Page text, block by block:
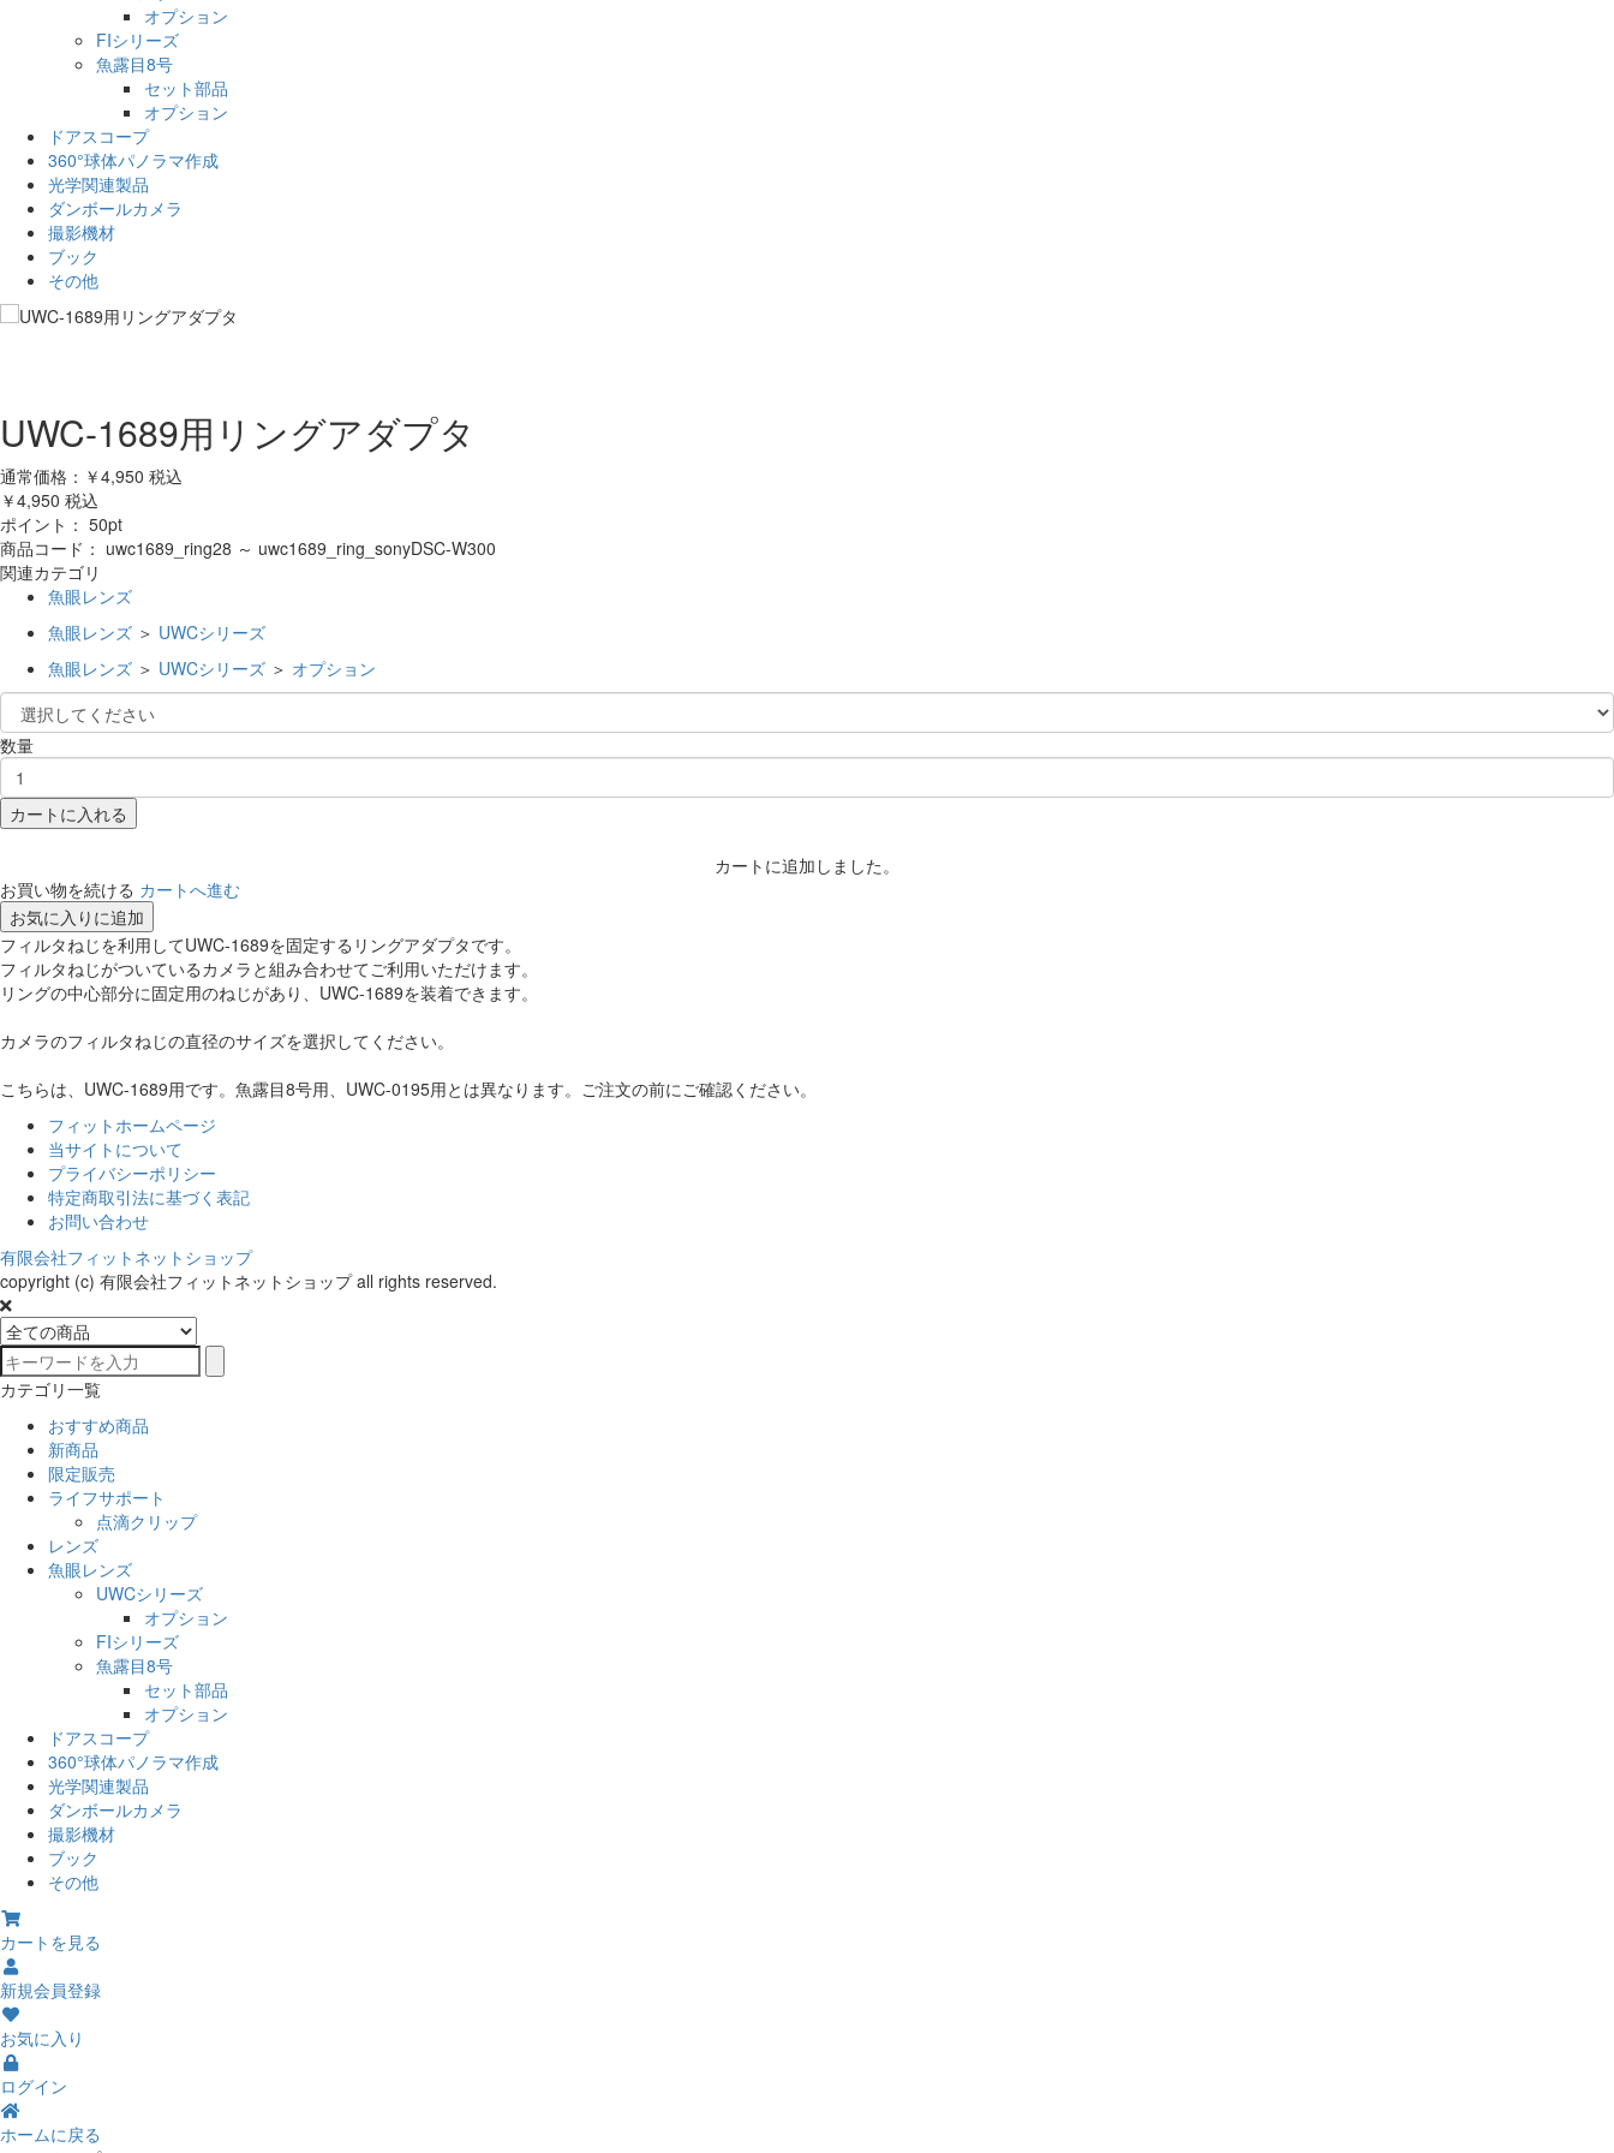
オプション
FIシリーズ
魚露目8号
セット部品
オプション
ドアスコープ
360°球体パノラマ作成
光学関連製品
ダンボールカメラ
撮影機材
ブック
その他
UWC-1689用リングアダプタ
通常価格： ￥4,950 税込
￥4,950 税込
ポイント： 50pt
商品コード： uwc1689_ring28 ～ uwc1689_ring_sonyDSC-W300
関連カテゴリ
魚眼レンズ
魚眼レンズ ＞ UWCシリーズ
魚眼レンズ ＞ UWCシリーズ ＞ オプション
数量
カートに入れる
カートに追加しました。
お買い物を続ける カートへ進む
お気に入りに追加
フィルタねじを利用してUWC-1689を固定するリングアダプタです。
フィルタねじがついているカメラと組み合わせてご利用いただけます。
リングの中心部分に固定用のねじがあり、UWC-1689を装着できます。
カメラのフィルタねじの直径のサイズを選択してください。
こちらは、UWC-1689用です。魚露目8号用、UWC-0195用とは異なります。ご注文の前にご確認ください。
フィットホームページ
当サイトについて
プライバシーポリシー
特定商取引法に基づく表記
お問い合わせ
有限会社フィットネットショップ
copyright (c) 有限会社フィットネットショップ all rights reserved.
カテゴリ一覧
おすすめ商品
新商品
限定販売
ライフサポート
点滴クリップ
レンズ
魚眼レンズ
UWCシリーズ
オプション
FIシリーズ
魚露目8号
セット部品
オプション
ドアスコープ
360°球体パノラマ作成
光学関連製品
ダンボールカメラ
撮影機材
ブック
その他
カートを見る
新規会員登録
お気に入り
ログイン
ホームに戻る